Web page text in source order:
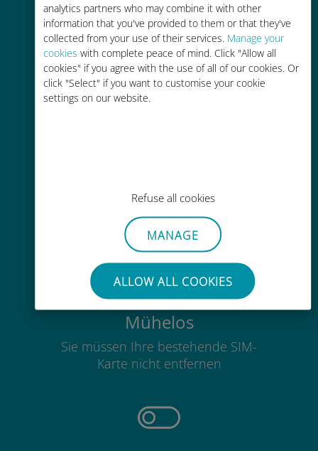
analytics partners who may combine it with other
information that you've provided to them or that they've
collected from your use of their services. Manage your
cookies with complete peace of mind. Click "Allow all
cookies" if you agree with the use of all of our cookies. Or
click "Select" if you want to customise your cookie
settings on our website.
Refuse all cookies
MANAGE
ALLOW ALL COOKIES
Kostengünstig
Bis zu 90 % günstiger als Roaming-
Gebühren bei Ihrem bisherigen
Anbieter
Überall über die Ubigi-App, auch
ohne WLAN oder Datenguthaben
Mühelos
Sie müssen Ihre bestehende SIM-
Karte nicht entfernen